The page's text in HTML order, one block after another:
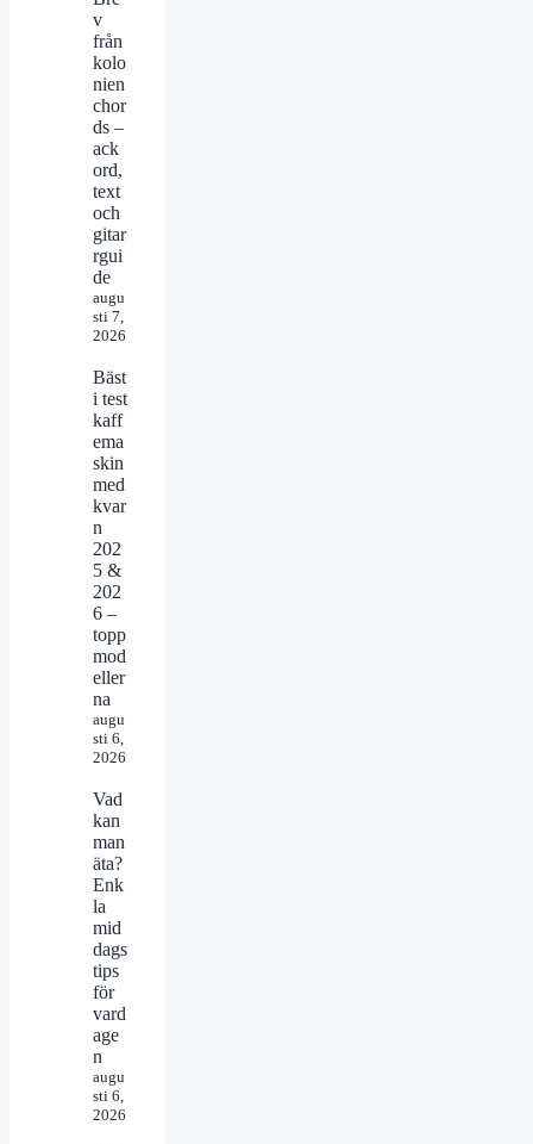
v
från
kolo
nien
chor
ds –
ack
ord,
text
och
gitar
rgui
de
augu
sti 7,
2026
Bäst
i test
kaff
ema
skin
med
kvar
n
202
5 &
202
6 –
topp
mod
eller
na
augu
sti 6,
2026
Vad
kan
man
äta?
Enk
la
mid
dags
tips
för
vard
age
n
augu
sti 6,
2026